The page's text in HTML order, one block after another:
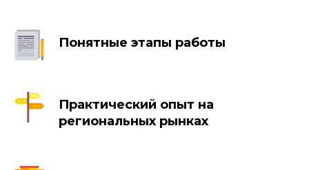
Понятные этапы работы
Практический опыт на
региональных рынках